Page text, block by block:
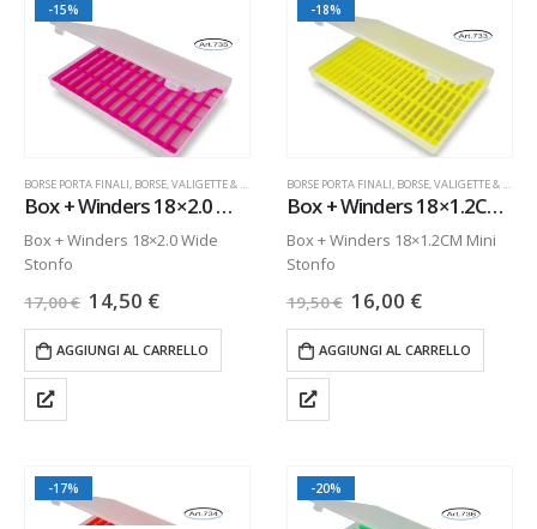
-15%
BORSE PORTA FINALI, BORSE, VALIGETTE & SEDIE NOVITÀ,SCATOLE
Box + Winders 18×2.0 Wide
Box + Winders 18×2.0 Wide
Stonfo
17,00€ 14,50 €
AGGIUNGI AL CARRELLO
-18%
BORSE PORTA FINALI, BORSE, VALIGETTE & SEDIE
Box + Winders 18×1.2CM Mini
Box + Winders 18×1.2CM Mini
Stonfo
19,50€ 16,00 €
AGGIUNGI AL CARRELLO
-17% -20%